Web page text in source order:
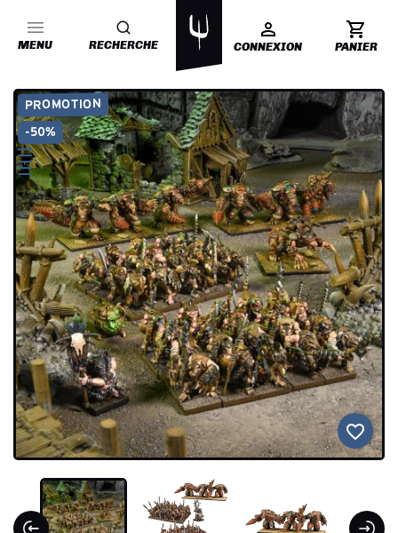
MENU RECHERCHE CONNEXION PANIER
PROMOTION
-50%
favorite_border